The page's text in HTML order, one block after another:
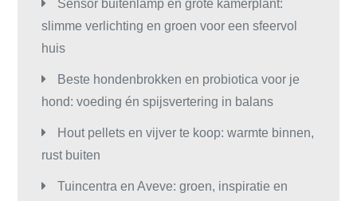
Sensor buitenlamp en grote kamerplant:
slimme verlichting en groen voor een sfeervol
huis
Beste hondenbrokken en probiotica voor je
hond: voeding én spijsvertering in balans
Hout pellets en vijver te koop: warmte binnen,
rust buiten
Tuincentra en Aveve: groen, inspiratie en